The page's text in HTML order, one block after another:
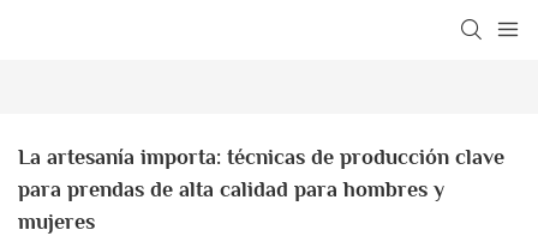
La artesanía importa: técnicas de producción clave
para prendas de alta calidad para hombres y
mujeres